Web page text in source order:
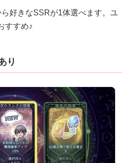
好きなSSRが1体選べます。ユ
すすめ♪
り